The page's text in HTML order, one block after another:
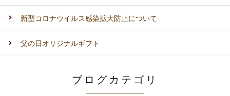
新型コロナウイルス感染拡大防止について
父の日オリジナルギフト
ブログカテゴリ